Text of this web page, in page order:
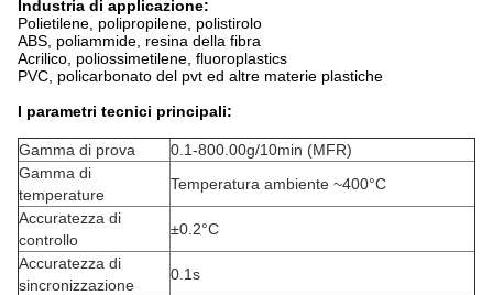
Industria di applicazione:
Polietilene, polipropilene, polistirolo
ABS, poliammide, resina della fibra
Acrilico, poliossimetilene, fluoroplastics
PVC, policarbonato del pvt ed altre materie plastiche
I parametri tecnici principali:
Gamma di prova
0.1-800.00g/10min (MFR)
Gamma di
temperature
Temperatura ambiente ~400°C
Accuratezza di
controllo
±0.2°C
Accuratezza di
sincronizzazione
0.1s